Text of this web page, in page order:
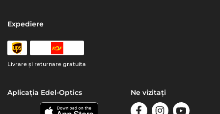
Expediere
Livrare şi returnare gratuita
Aplicația Edel-Optics Ne vizitați